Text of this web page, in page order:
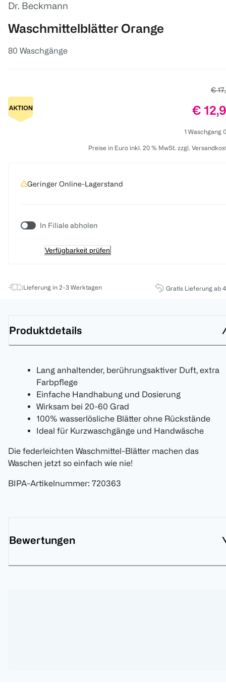
Dr. Beckmann
Waschmittelblätter Orange
80 Waschgänge
€
Preis:
€
1 Waschgang
Preise in Euro inkl. 20 % MwSt. zzgl.
Geringer Online-Lagerstand
In Filiale abholen
Verfügbarkeit prüfen
Lieferung in 2-3 Werktagen Gratis Lieferung ab
Produktdetails
Lang anhaltender, berührungsaktiver Duft, extra
Farbpflege
Einfache Handhabung und Dosierung
Wirksam bei 20-60 Grad
100% wasserlösliche Blätter ohne Rückstände
Ideal für Kurzwaschgänge und Handwäsche
Die federleichten Waschmittel-Blätter machen das
Waschen jetzt so einfach wie nie!
BIPA-Artikelnummer: 720363
Bewertungen